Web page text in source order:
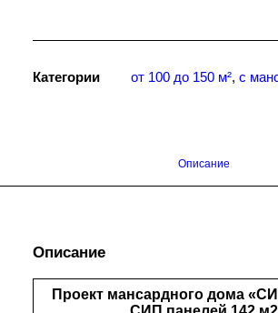
Категории от 100 до 150 м², с
Описание
Описание
Проект мансардного дома